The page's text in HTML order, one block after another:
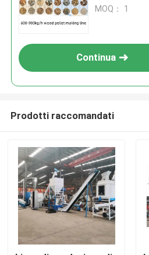
produzione
MOQ： 1
Continua
Prodotti raccomandati